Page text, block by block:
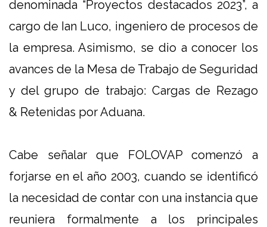
denominada “Proyectos destacados 2023”, a
cargo de Ian Luco, ingeniero de procesos de
la empresa. Asimismo, se dio a conocer los
avances de la Mesa de Trabajo de Seguridad
y del grupo de trabajo: Cargas de Rezago
& Retenidas por Aduana​.
Cabe señalar que FOLOVAP comenzó a
forjarse en el año 2003, cuando se identificó
la necesidad de contar con una instancia que
reuniera formalmente a los principales